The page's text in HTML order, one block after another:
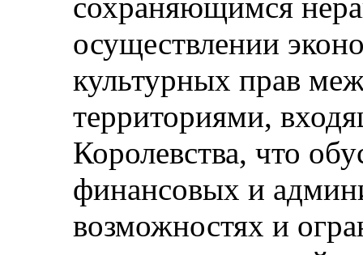
осуществлении
культурных прав
территориями,
Королевства, что
финансовых и
возможностях и